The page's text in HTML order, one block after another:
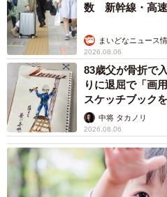
数 新幹線・高速
まいどなニュース
2026.08.06
83歳父が骨折で
りに退屈で「画
スケッチブック
ますよ…」
中将 タカノリ
2026.08.06